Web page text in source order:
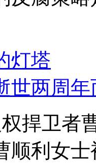
灯塔
两周年
捍卫者
顺利女